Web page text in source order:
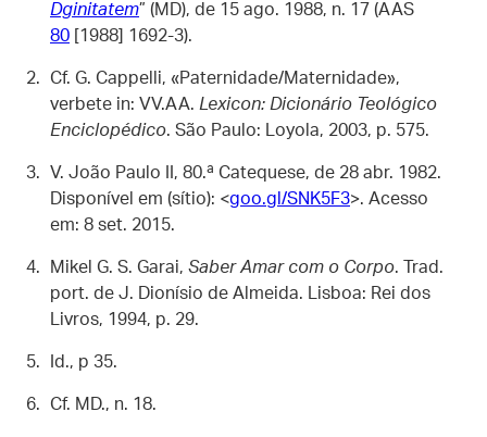
Dginitatem” (MD), de 15 ago. 1988, n. 17 (AAS
80 [1988] 1692-3).
Cf. G. Cappelli, «Paternidade/Maternidade»,
verbete in: VV.AA. Lexicon: Dicionário Teológico
Enciclopédico. São Paulo: Loyola, 2003, p. 575.
V. João Paulo II, 80.ª Catequese, de 28 abr. 1982.
Disponível em (sítio): <goo.gl/SNK5F3>. Acesso
em: 8 set. 2015.
Mikel G. S. Garai, Saber Amar com o Corpo. Trad.
port. de J. Dionísio de Almeida. Lisboa: Rei dos
Livros, 1994, p. 29.
Id., p 35.
Cf. MD., n. 18.